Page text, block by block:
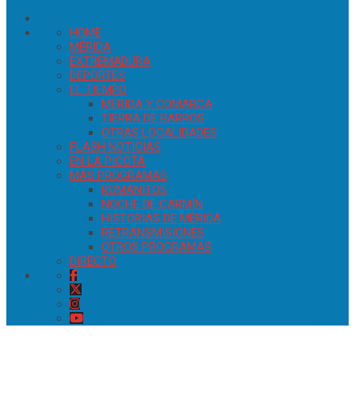
HOME
MÉRIDA
EXTREMADURA
DEPORTES
EL TIEMPO
MÉRIDA Y COMARCA
TIERRA DE BARROS
OTRAS LOCALIDADES
FLASH NOTICIAS
EN LA PICOTA
MÁS PROGRAMAS
ROMANITOS
NOCHE DE CARMÍN
HISTORIAS DE MÉRIDA
RETRANSMISIONES
OTROS PROGRAMAS
DIRECTO